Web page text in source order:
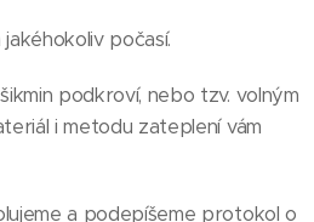
počasí.
podkroví, nebo tzv. volným
i metodu zateplení vám
a podepíšeme protokol o